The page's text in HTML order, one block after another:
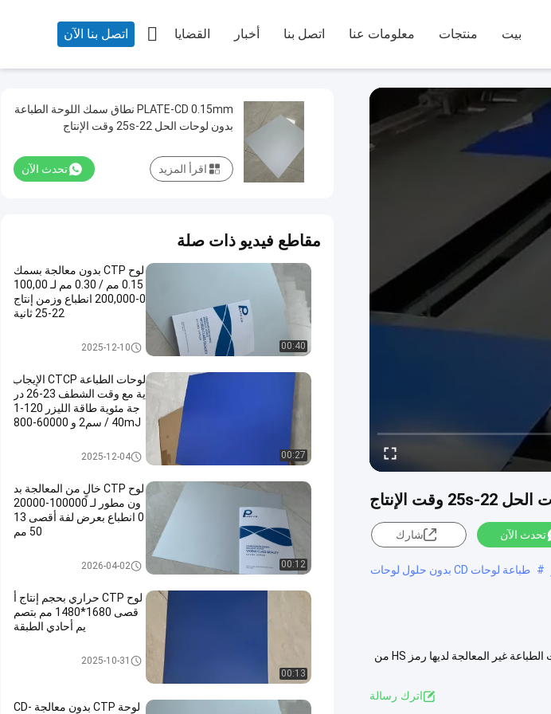
بيت منتجات معلومات عنا اتصل بنا أخبار القضايا اتصل بنا الآن 
تحدث الآن شارك
# طباعة لوحات CD بدون حلول لوحات
PLATE-CD 0.15mm نطاق سمك اللوحة الطباعة بدون لوحات الحل 22-25s وقت الإنتاج وصف المنتج: لدينا لوحات الطباعة غير المعالجة لديها رمز HS من
اترك رسالة
PLATE-CD 0.15mm نطاق سمك اللوحة الطباعة
بدون لوحات الحل 22-25s وقت الإنتاج
تحدث الآن اقرأ المزيد
مقاطع فيديو ذات صلة
00:40
لوح CTP بدون معالجة بسمك
0.15 مم / 0.30 مم لـ 100,00
0-200,000 انطباع وزمن إنتاج
22-25 ثانية
لوحات الطباعة بدون معالجة
2025-12-10
00:27
لوحات الطباعة CTCP الإيجاب
ية مع وقت الشطف 23-26 در
جة مئوية طاقة الليزر 120-1
40mJ / سم2 و 60000-800
لوحات الطباعة CTCP2025-12-04
00:12
لوح CTP خالٍ من المعالجة بد
ون مطور لـ 100000-20000
0 انطباع بعرض لفة أقصى 13
50 مم
لوحات الطباعة بدون معالجة
2026-04-02
00:13
لوح CTP حراري بحجم إنتاج أ
قصى 1680*1480 مم بتصم
يم أحادي الطبقة
لوحة CTP الحرارية2025-10-31
لوحة CTP بدون معالجة CD-